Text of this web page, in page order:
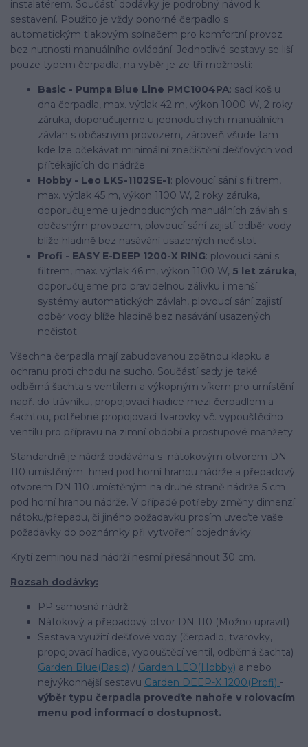
instalatérem. Součástí dodávky je podrobný návod k
sestavení. Použito je vždy ponorné čerpadlo s
automatickým tlakovým spínačem pro komfortní provoz
bez nutnosti manuálního ovládání. Jednotlivé sestavy se liší
pouze typem čerpadla, na výběr je ze tří možností:
Basic - Pumpa Blue Line PMC1004PA: sací koš u
dna čerpadla, max. výtlak 42 m, výkon 1000 W, 2 roky
záruka, doporučujeme u jednoduchých manuálních
závlah s občasným provozem, zároveň všude tam
kde lze očekávat minimální znečištění dešťových vod
přítékajících do nádrže
Hobby - Leo LKS-1102SE-1: plovoucí sání s filtrem,
max. výtlak 45 m, výkon 1100 W, 2 roky záruka,
doporučujeme u jednoduchých manuálních závlah s
občasným provozem, plovoucí sání zajistí odběr vody
blíže hladině bez nasávání usazených nečistot
Profi - EASY E-DEEP 1200-X RING: plovoucí sání s
filtrem, max. výtlak 46 m, výkon 1100 W, 5 let záruka,
doporučujeme pro pravidelnou zálivku i menší
systémy automatických závlah, plovoucí sání zajistí
odběr vody blíže hladině bez nasávání usazených
nečistot
Všechna čerpadla mají zabudovanou zpětnou klapku a
ochranu proti chodu na sucho. Součástí sady je také
odběrná šachta s ventilem a výkopným víkem pro umístění
např. do trávníku, propojovací hadice mezi čerpadlem a
šachtou, potřebné propojovací tvarovky vč. vypouštěcího
ventilu pro přípravu na zimní období a prostupové manžety.
Standardně je nádrž dodávána s nátokovým otvorem DN
110 umístěným hned pod horní hranou nádrže a přepadový
otvorem DN 110 umístěným na druhé straně nádrže 5 cm
pod horní hranou nádrže. V případě potřeby změny dimenzí
nátoku/přepadu, či jiného požadavku prosím uveďte vaše
požadavky do poznámky při vytvoření objednávky.
Krytí zeminou nad nádrží nesmí přesáhnout 30 cm.
Rozsah dodávky:
PP samosná nádrž
Nátokový a přepadový otvor DN 110 (Možno upravit)
Sestava využití dešťové vody (čerpadlo, tvarovky,
propojovací hadice, vypouštěcí ventil, odběrná šachta)
Garden Blue(Basic) / Garden LEO(Hobby) a nebo
nejvýkonnější sestavu Garden DEEP-X 1200(Profi) -
výběr typu čerpadla proveďte nahoře v rolovacím
menu pod informací o dostupnost.